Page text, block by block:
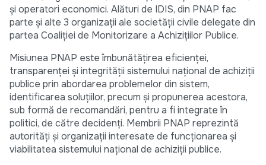
și operatori economici. Alături de IDIS, din PNAP fac
parte și alte 3 organizații ale societății civile delegate din
partea Coaliției de Monitorizare a Achizițiilor Publice.
Misiunea PNAP este îmbunătățirea eficienței,
transparenței și integrității sistemului național de achiziții
publice prin abordarea problemelor din sistem,
identificarea soluțiilor, precum și propunerea acestora,
sub formă de recomandări, pentru a fi integrate în
politici, de către decidenți. Membrii PNAP reprezintă
autorități și organizații interesate de funcționarea și
viabilitatea sistemului național de achiziții publice.